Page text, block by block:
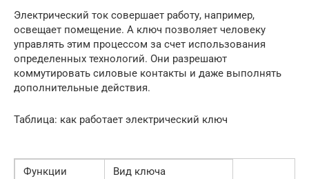
Электрический ток совершает работу, например,
освещает помещение. А ключ позволяет человеку
управлять этим процессом за счет использования
определенных технологий. Они разрешают
коммутировать силовые контакты и даже выполнять
дополнительные действия.
Таблица: как работает электрический ключ
Функции
Вид ключа